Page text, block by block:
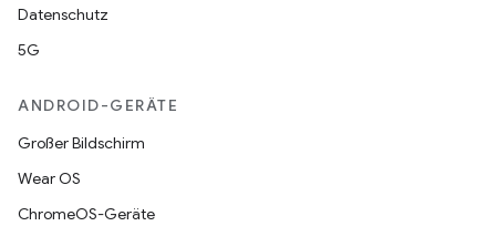
Datenschutz
5G
ANDROID-GERÄTE
Großer Bildschirm
Wear OS
ChromeOS-Geräte